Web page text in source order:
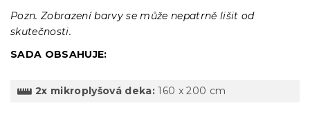
Pozn. Zobrazení barvy se může nepatrně lišit od
skutečnosti.
SADA OBSAHUJE:
2x mikroplyšová deka: 160 x 200 cm